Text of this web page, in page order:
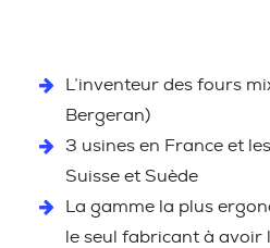
L’inventeur des fours
Bergeran)
3 usines en France et
Suisse et Suède
La gamme la plus
le seul fabricant à avoir